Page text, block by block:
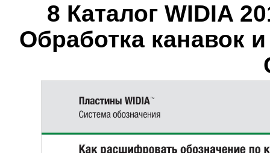
8 Каталог WIDIA
Обработка канавок